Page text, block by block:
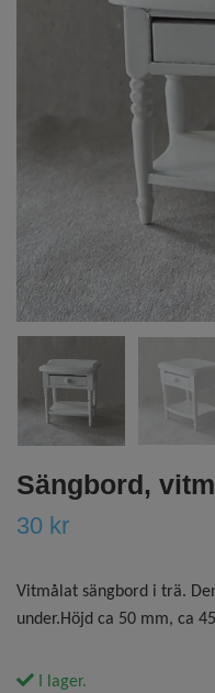
Sängbord,
30 kr
Vitmålat sängbord i trä.
under.Höjd ca 50 mm, ca
I lager.